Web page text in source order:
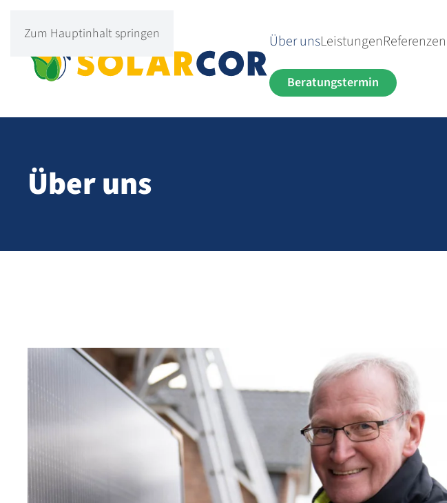
Zum Hauptinhalt springen Über unsLeistungenReferenzen
Beratungstermin
Über uns